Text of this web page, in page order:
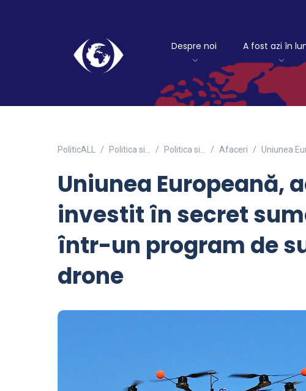
Despre noi A fost azi în
PoliticALL Politica si… Politica si... Afaceri Uniunea
Uniunea Europeană,
investit în secret
într-un program de
drone